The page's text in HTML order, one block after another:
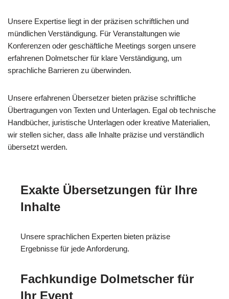
Unsere Expertise liegt in der präzisen schriftlichen und
mündlichen Verständigung. Für Veranstaltungen wie
Konferenzen oder geschäftliche Meetings sorgen unsere
erfahrenen Dolmetscher für klare Verständigung, um
sprachliche Barrieren zu überwinden.
Unsere erfahrenen Übersetzer bieten präzise schriftliche
Übertragungen von Texten und Unterlagen. Egal ob technische
Handbücher, juristische Unterlagen oder kreative Materialien,
wir stellen sicher, dass alle Inhalte präzise und verständlich
übersetzt werden.
Exakte Übersetzungen für Ihre
Inhalte
Unsere sprachlichen Experten bieten präzise
Ergebnisse für jede Anforderung.
Fachkundige Dolmetscher für
Ihr Event